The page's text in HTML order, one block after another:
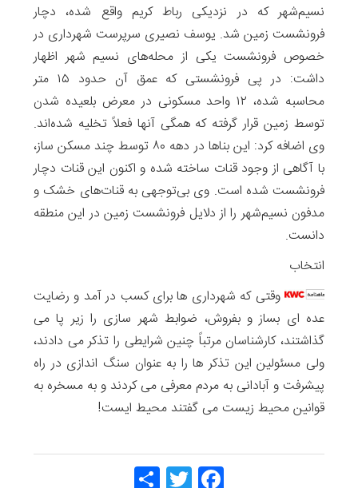
نسیم‌شهر که در نزدیکی رباط کریم واقع شده، دچار
فرونشست زمین شد. یوسف نصیری سرپرست شهرداری در
خصوص فرونشست یکی از محله‌های نسیم شهر اظهار
داشت: در پی فرونشستی که عمق آن حدود ۱۵ متر
محاسبه شده، ۱۲ واحد مسکونی در معرض بلعیده شدن
توسط زمین قرار گرفته‌ که همگی آنها فعلاً تخلیه شده‌اند.
وی اضافه کرد: این بناها در دهه ۸۰ توسط چند مسکن ساز،
با آگاهی از وجود قنات ساخته شده‌ و اکنون این قنات دچار
فرونشست شده است. وی بی‌توجهی به قنات‌های خشک و
مدفون نسیم‌شهر را از دلایل فرونشست زمین در این منطقه
دانست.
انتخاب
وقتی که شهرداری ها برای کسب در آمد و رضایت
عده ای بساز و بفروش، ضوابط شهر سازی را زیر پا می
گذاشتند، کارشناسان مرتباً چنین شرایطی را تذکر می دادند،
ولی مسئولین این تذکر ها را به عنوان سنگ اندازی در راه
پیشرفت و آبادانی به مردم معرفی می کردند و به مسخره به
قوانین محیط زیست می گفتند محیط ایست!
Face
Twitt